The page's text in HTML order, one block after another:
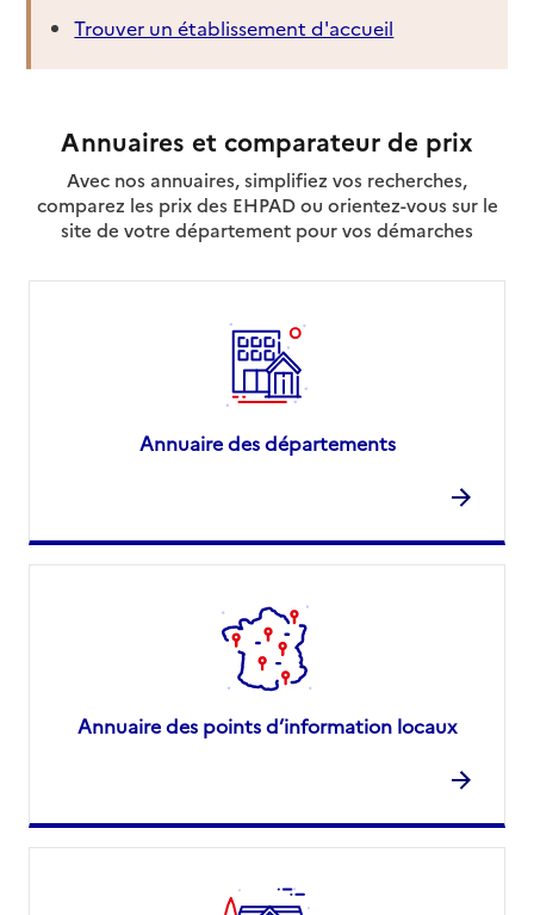
Trouver un établissement d'accueil
Annuaires et comparateur de prix
Avec nos annuaires, simplifiez vos recherches,
comparez les prix des EHPAD ou orientez-vous sur le
site de votre département pour vos démarches
Annuaire des départements
Annuaire des points d’information locaux